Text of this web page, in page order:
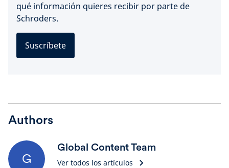
qué información quieres recibir por parte de
Schroders.
Suscríbete
Authors
G
Global Content Team
Ver todos los artículos